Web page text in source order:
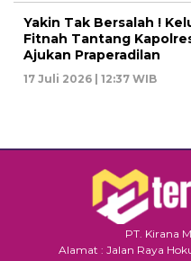
Yakin Tak Bersalah !
Fitnah Tantang
Ajukan Praperadilan
17 Juli 2026 | 12:37 WIB
PT. Kirana
Alamat : Jalan Raya